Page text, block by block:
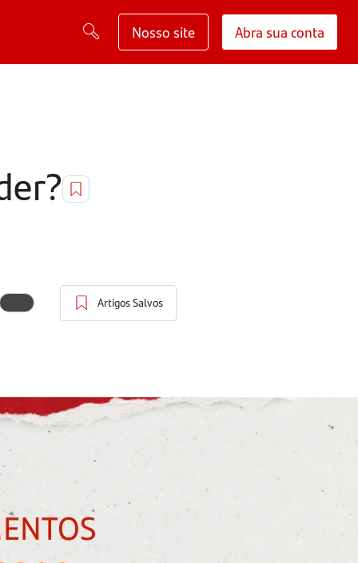
Nosso site Abra sua conta
Artigos Salvos